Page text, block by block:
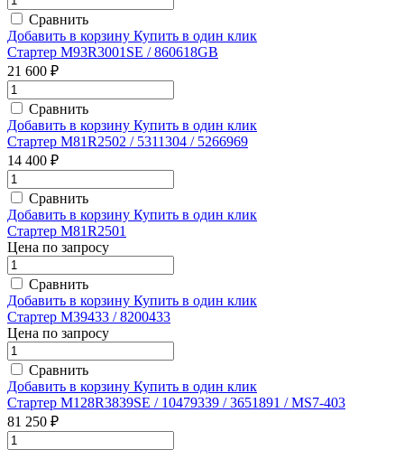
Сравнить
Добавить в корзину Купить в один клик
Стартер M93R3001SE / 860618GB
21 600 ₽
Сравнить
Добавить в корзину Купить в один клик
Стартер M81R2502 / 5311304 / 5266969
14 400 ₽
Сравнить
Добавить в корзину Купить в один клик
Стартер M81R2501
Цена по запросу
Сравнить
Добавить в корзину Купить в один клик
Стартер M39433 / 8200433
Цена по запросу
Сравнить
Добавить в корзину Купить в один клик
Стартер M128R3839SE / 10479339 / 3651891 / MS7-403
81 250 ₽